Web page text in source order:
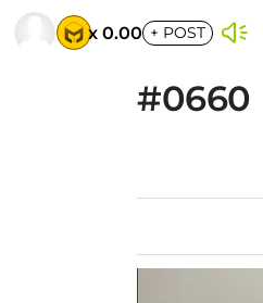
x 0.00 + POST
#0660